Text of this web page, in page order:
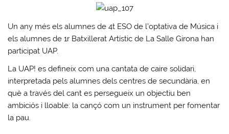
Un any més els alumnes de 4t ESO de l’optativa de Música i
els alumnes de 1r Batxillerat Artístic de La Salle Girona han
participat UAP.
La UAP! es defineix com una cantata de caire solidari,
interpretada pels alumnes dels centres de secundària, en
què a través del cant es persegueix un objectiu ben
ambiciós i lloable: la cançó com un instrument per fomentar
la pau.